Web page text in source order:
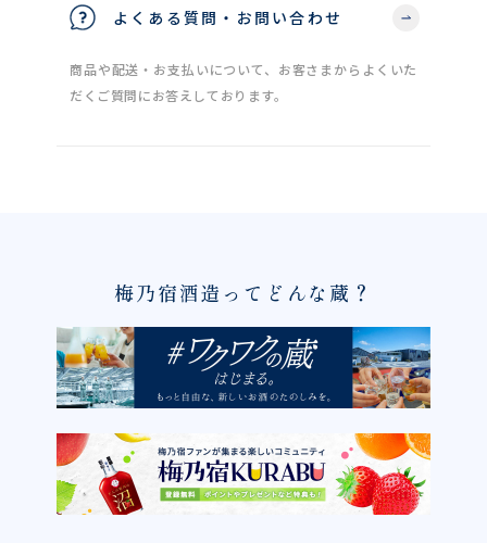
よくある質問・お問い合わせ
商品や配送・お支払いについて、お客さまからよくいた
だくご質問にお答えしております。
梅乃宿酒造ってどんな蔵？